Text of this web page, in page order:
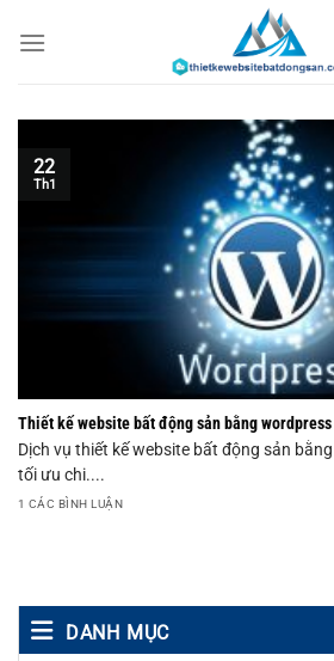
đến
DANH MỤC
Thiết kế website bất động sản bằng
Dịch vụ thiết kế website bất động sản
tối ưu chi....
1 CÁC BÌNH LUẬN
22
Th1